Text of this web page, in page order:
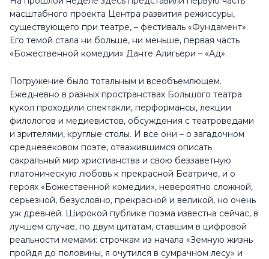
масштабного проекта Центра развития режиссуры,
существующего при театре, – фестиваль «Фундамент».
Его темой стала ни больше, ни меньше, первая часть
«Божественной комедии» Данте Алигьери – «Ад».
Погружение было тотальным и всеобъемлющем.
Ежедневно в разных пространствах Большого театра
кукол проходили спектакли, перформансы, лекции
филологов и медиевистов, обсуждения с театроведами
и зрителями, круглые столы. И все они – о загадочном
средневековом поэте, отважившимся описать
сакральный мир христианства и свою беззаветную
платоническую любовь к прекрасной Беатриче, и о
героях «Божественной комедии», невероятно сложной,
серьезной, безусловно, прекрасной и великой, но очень
уж древней. Широкой публике поэма известна сейчас, в
лучшем случае, по двум цитатам, ставшим в цифровой
реальности мемами: строчкам из начала «Земную жизнь
пройдя до половины, я очутился в сумрачном лесу» и